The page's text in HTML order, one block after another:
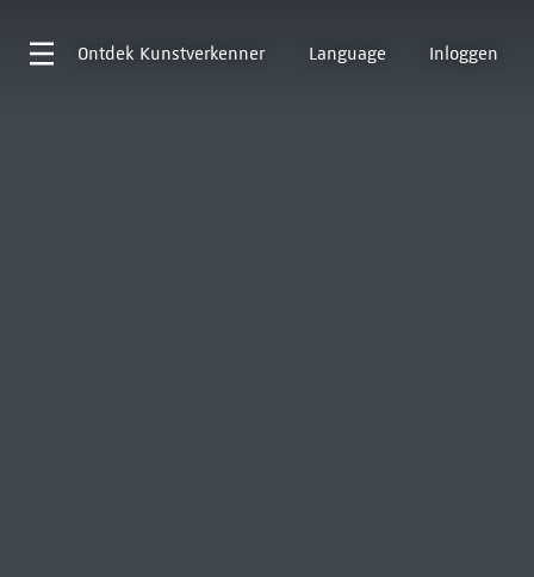
Ontdek Kunstverkenner Language Inloggen